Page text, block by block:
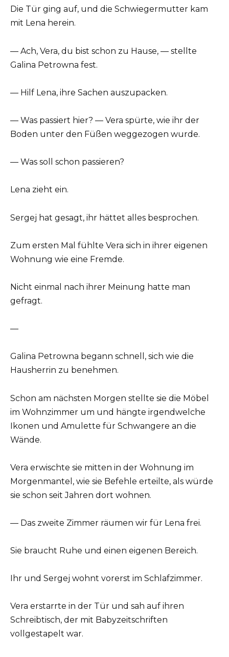
Die Tür ging auf, und die Schwiegermutter kam
mit Lena herein.
— Ach, Vera, du bist schon zu Hause, — stellte
Galina Petrowna fest.
— Hilf Lena, ihre Sachen auszupacken.
— Was passiert hier? — Vera spürte, wie ihr der
Boden unter den Füßen weggezogen wurde.
— Was soll schon passieren?
Lena zieht ein.
Sergej hat gesagt, ihr hättet alles besprochen.
Zum ersten Mal fühlte Vera sich in ihrer eigenen
Wohnung wie eine Fremde.
Nicht einmal nach ihrer Meinung hatte man
gefragt.
—
Galina Petrowna begann schnell, sich wie die
Hausherrin zu benehmen.
Schon am nächsten Morgen stellte sie die Möbel
im Wohnzimmer um und hängte irgendwelche
Ikonen und Amulette für Schwangere an die
Wände.
Vera erwischte sie mitten in der Wohnung im
Morgenmantel, wie sie Befehle erteilte, als würde
sie schon seit Jahren dort wohnen.
— Das zweite Zimmer räumen wir für Lena frei.
Sie braucht Ruhe und einen eigenen Bereich.
Ihr und Sergej wohnt vorerst im Schlafzimmer.
Vera erstarrte in der Tür und sah auf ihren
Schreibtisch, der mit Babyzeitschriften
vollgestapelt war.